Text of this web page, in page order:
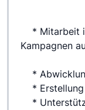
Kampagnen
*
*